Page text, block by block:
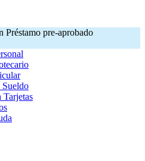
Préstamo pre-aprobado
Sueldo
Tarjetas